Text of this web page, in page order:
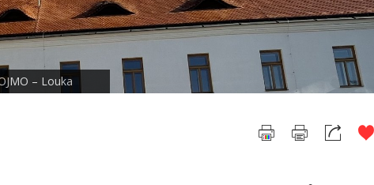
– Louka